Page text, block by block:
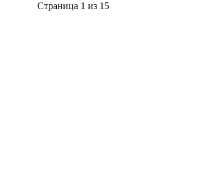
Страница 1 из 15